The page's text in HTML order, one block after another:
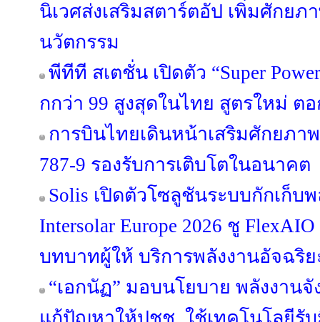
นิเวศส่งเสริมสตาร์ตอัป เพิ่มศักย
นวัตกรรม
พีทีที สเตชั่น เปิดตัว “Super
กกว่า 99 สูงสุดในไทย สูตรใหม่ ต
การบินไทยเดินหน้าเสริมศักยภา
787-9 รองรับการเติบโตในอนาคต
Solis เปิดตัวโซลูชันระบบกักเก็บ
Intersolar Europe 2026 ชู
บทบาทผู้ให้ บริการพลังงานอัจฉริย
“เอกนัฏ” มอบนโยบาย พลังงาน
แก้ปัญหาให้ปชช. ใช้เทคโนโลยีรั